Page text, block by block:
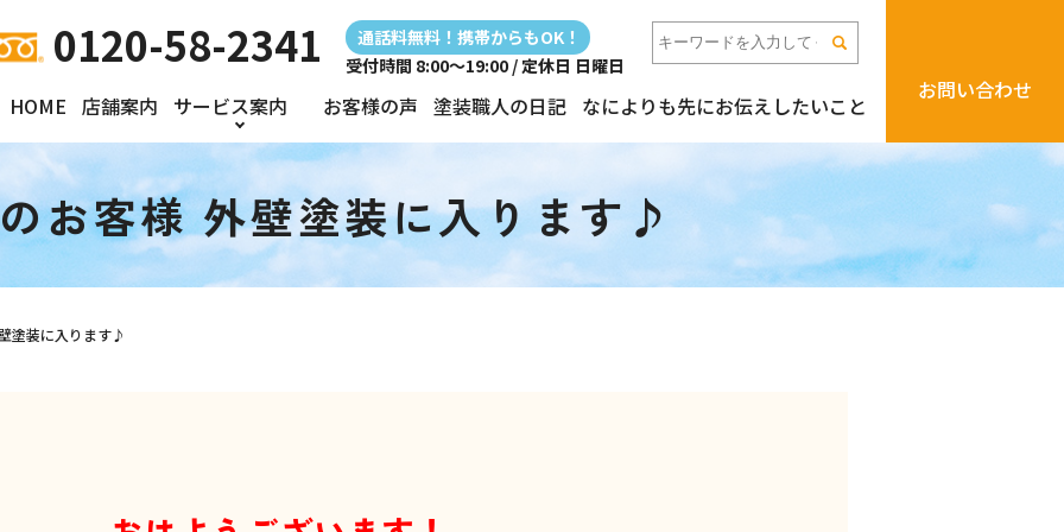
HOME 店舗案内 サービス案内 お客様の声 塗装職人の日記 なによりも先にお伝えしたいこと
0120-58-2341
通話料無料！携帯からもOK！
受付時間 8:00～19:00 / 定休日 日曜日
お問い合わせ
お客様 外壁塗装に入ります♪
塗装に入ります♪